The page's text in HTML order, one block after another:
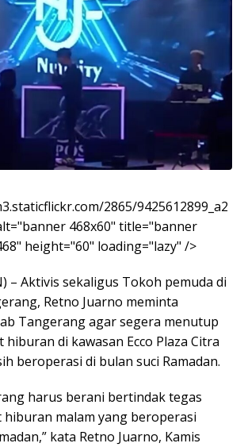
2865/9425612899_a2
468x60" title="banner
height="60" loading="lazy" />
– Aktivis sekaligus Tokoh pemuda di
Retno Juarno meminta
Tangerang agar segera menutup
hiburan di kawasan Ecco Plaza Citra
beroperasi di bulan suci Ramadan.
harus berani bertindak tegas
malam yang beroperasi
kata Retno Juarno, Kamis